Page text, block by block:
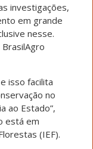
investigações,
em grande
nesse.
isso facilita
no
ao Estado”,
está em
(IEF).